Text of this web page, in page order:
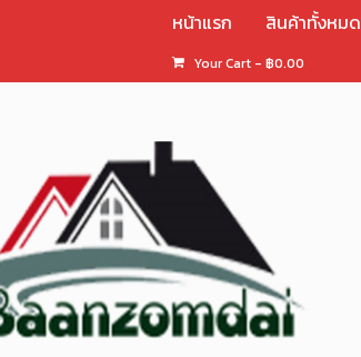
หน้าแรก สินค้าทั้งหมด
Your Cart - ฿0.00